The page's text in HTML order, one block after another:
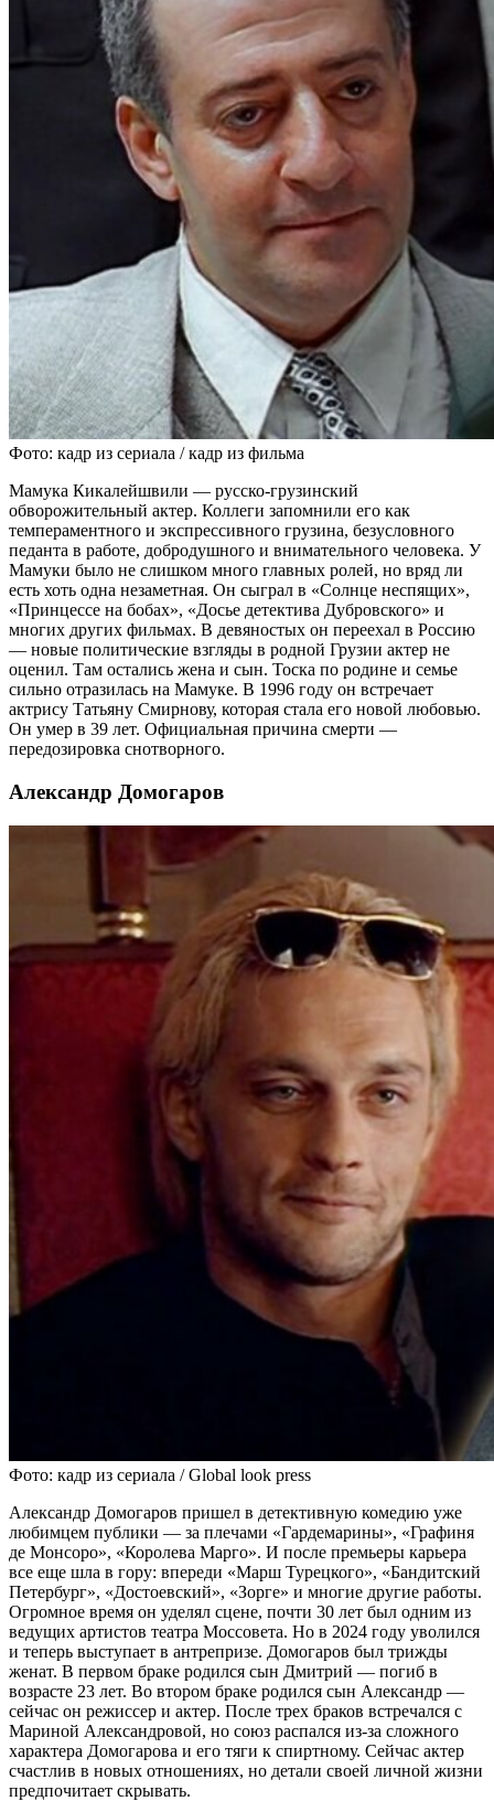
Фото: кадр из сериала / кадр из фильма
Мамука Кикалейшвили — русско-грузинский
обворожительный актер. Коллеги запомнили его как
темпераментного и экспрессивного грузина, безусловного
педанта в работе, добродушного и внимательного человека. У
Мамуки было не слишком много главных ролей, но вряд ли
есть хоть одна незаметная. Он сыграл в «Солнце неспящих»,
«Принцессе на бобах», «Досье детектива Дубровского» и
многих других фильмах. В девяностых он переехал в Россию
— новые политические взгляды в родной Грузии актер не
оценил. Там остались жена и сын. Тоска по родине и семье
сильно отразилась на Мамуке. В 1996 году он встречает
актрису Татьяну Смирнову, которая стала его новой любовью.
Он умер в 39 лет. Официальная причина смерти —
передозировка снотворного.
Александр Домогаров
Фото: кадр из сериала / Global look press
Александр Домогаров пришел в детективную комедию уже
любимцем публики — за плечами «Гардемарины», «Графиня
де Монсоро», «Королева Марго». И после премьеры карьера
все еще шла в гору: впереди «Марш Турецкого», «Бандитский
Петербург», «Достоевский», «Зорге» и многие другие работы.
Огромное время он уделял сцене, почти 30 лет был одним из
ведущих артистов театра Моссовета. Но в 2024 году уволился
и теперь выступает в антрепризе. Домогаров был трижды
женат. В первом браке родился сын Дмитрий — погиб в
возрасте 23 лет. Во втором браке родился сын Александр —
сейчас он режиссер и актер. После трех браков встречался с
Мариной Александровой, но союз распался из-за сложного
характера Домогарова и его тяги к спиртному. Сейчас актер
счастлив в новых отношениях, но детали своей личной жизни
предпочитает скрывать.